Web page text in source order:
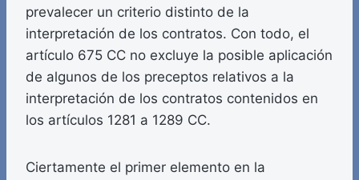
prevalecer un criterio distinto de la
interpretación de los contratos. Con todo, el
artículo 675 CC no excluye la posible aplicación
de algunos de los preceptos relativos a la
interpretación de los contratos contenidos en
los artículos 1281 a 1289 CC.
Ciertamente el primer elemento en la